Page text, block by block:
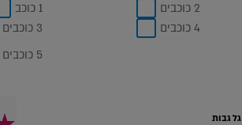
1 כוכב
2 כוכבים
3 כוכבים
4 כוכבים
5 כוכבים
גל גבות